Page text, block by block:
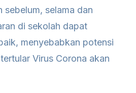
selama dan
di sekolah dapat
menyebabkan potensi
Virus Corona akan